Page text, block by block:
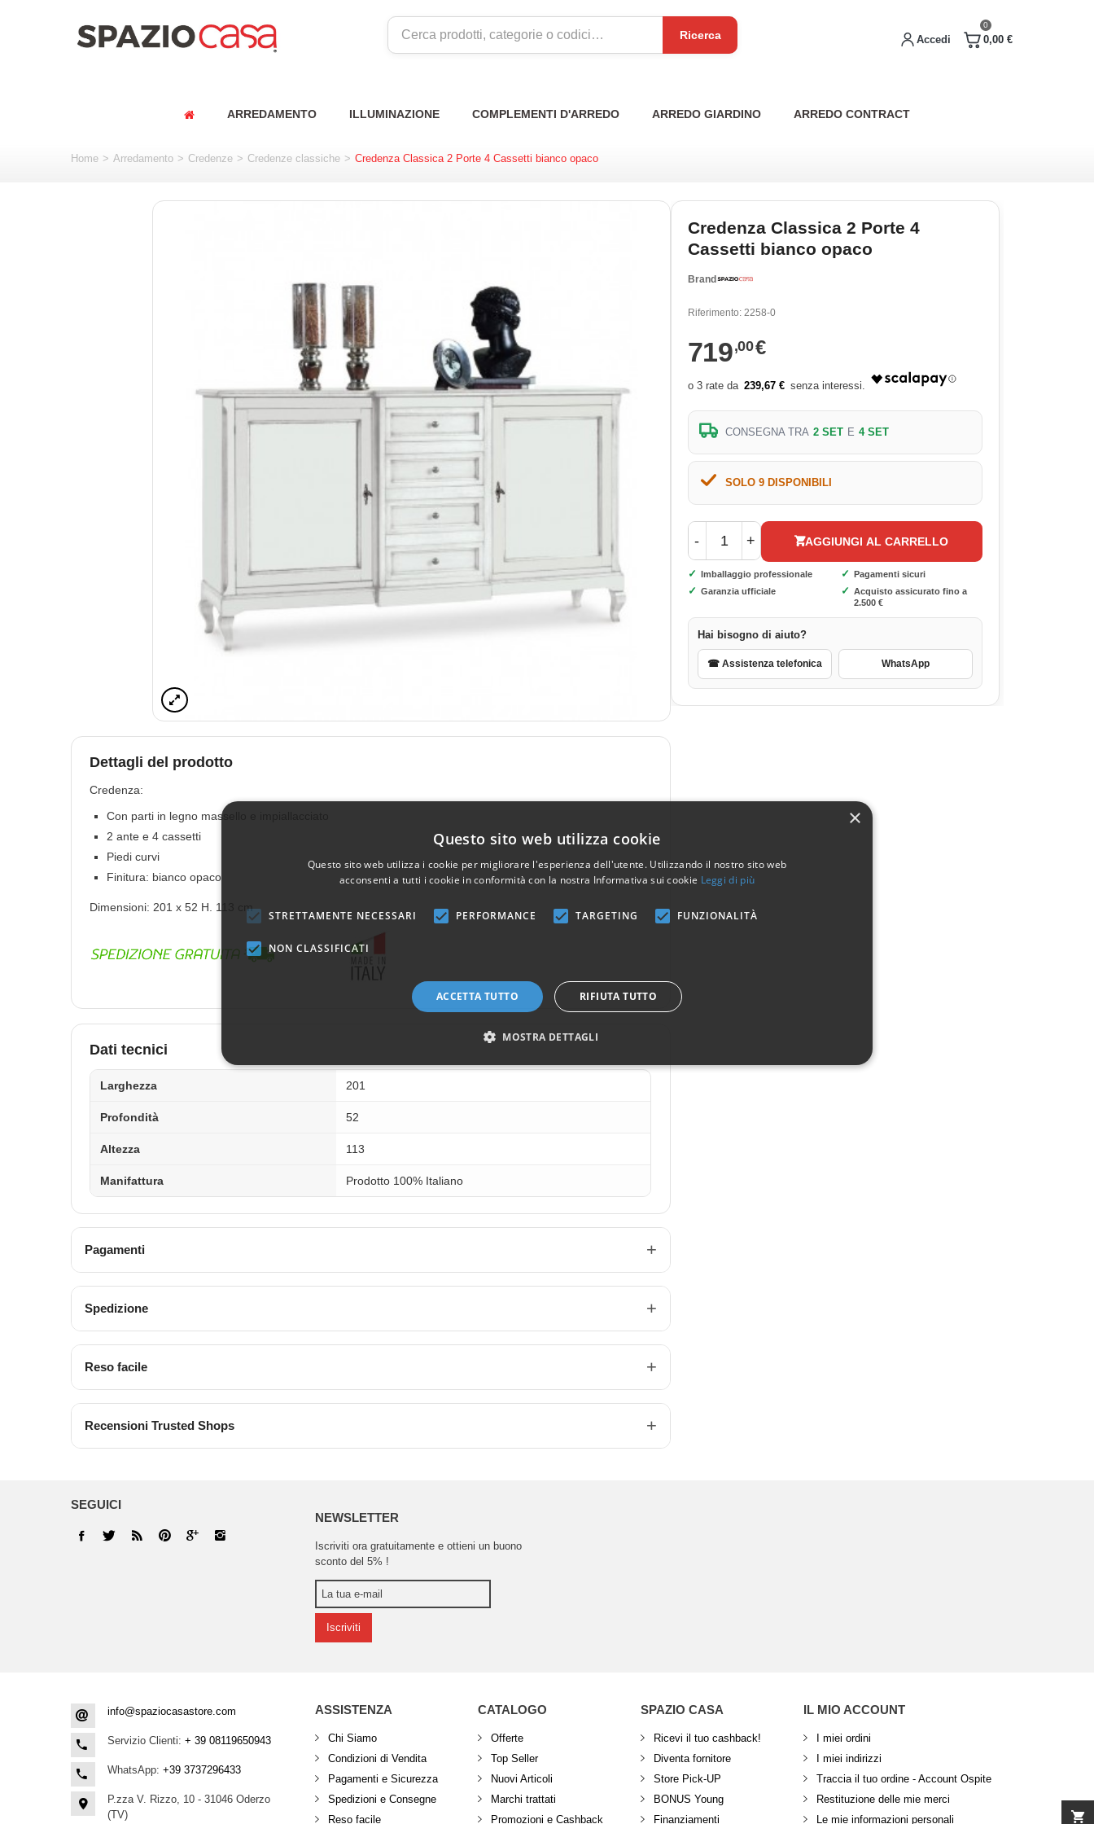
0
0,00 €
Accedi
Ricerca
ARREDAMENTO ILLUMINAZIONE COMPLEMENTI D'ARREDO ARREDO GIARDINO ARREDO CONTRACT
Home > Arredamento > Credenze > Credenze classiche > Credenza Classica 2 Porte 4 Cassetti bianco opaco
Dettagli del prodotto
Credenza:
Con parti in legno massello e impiallacciato
2 ante e 4 cassetti
Piedi curvi
Finitura: bianco opaco
Dimensioni: 201 x 52 H. 113 cm
Dati tecnici
Larghezza 201
Profondità 52
Altezza 113
Manifattura Prodotto 100% Italiano
Pagamenti
Spedizione
Reso facile
Recensioni Trusted Shops
Credenza Classica 2 Porte 4
Cassetti bianco opaco
Brand
Riferimento: 2258-0
719,00€
239,67 €
CONSEGNA TRA 2 SET E 4 SET
SOLO 9 DISPONIBILI
- + AGGIUNGI AL CARRELLO
✓ Imballaggio professionale ✓ Pagamenti sicuri
✓ Garanzia ufficiale ✓ Acquisto assicurato fino a
2.500 €
Hai bisogno di aiuto?
☎ Assistenza telefonica WhatsApp
SEGUICI
NEWSLETTER
Iscriviti ora gratuitamente e ottieni un buono
sconto del 5% !
Iscriviti
info@spaziocasastore.com
Servizio Clienti: + 39 08119650943
WhatsApp: +39 3737296433
P.zza V. Rizzo, 10 - 31046 Oderzo
(TV)
ASSISTENZA
Chi Siamo
Condizioni di Vendita
Pagamenti e Sicurezza
Spedizioni e Consegne
Reso facile
CATALOGO
Offerte
Top Seller
Nuovi Articoli
Marchi trattati
Promozioni e Cashback
SPAZIO CASA
Ricevi il tuo cashback!
Diventa fornitore
Store Pick-UP
BONUS Young
Finanziamenti
IL MIO ACCOUNT
I miei ordini
I miei indirizzi
Traccia il tuo ordine - Account Ospite
Restituzione delle mie merci
Le mie informazioni personali
×
Questo sito web utilizza cookie
Questo sito web utilizza i cookie per migliorare l'esperienza dell'utente. Utilizzando il nostro sito web
acconsenti a tutti i cookie in conformità con la nostra Informativa sui cookie Leggi di più
STRETTAMENTE NECESSARI PERFORMANCE TARGETING FUNZIONALITÀ
NON CLASSIFICATI
ACCETTA TUTTO RIFIUTA TUTTO
MOSTRA DETTAGLI